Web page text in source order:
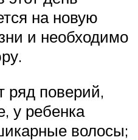
на новую
и необходимо
ряд поверий,
у ребенка
волосы;